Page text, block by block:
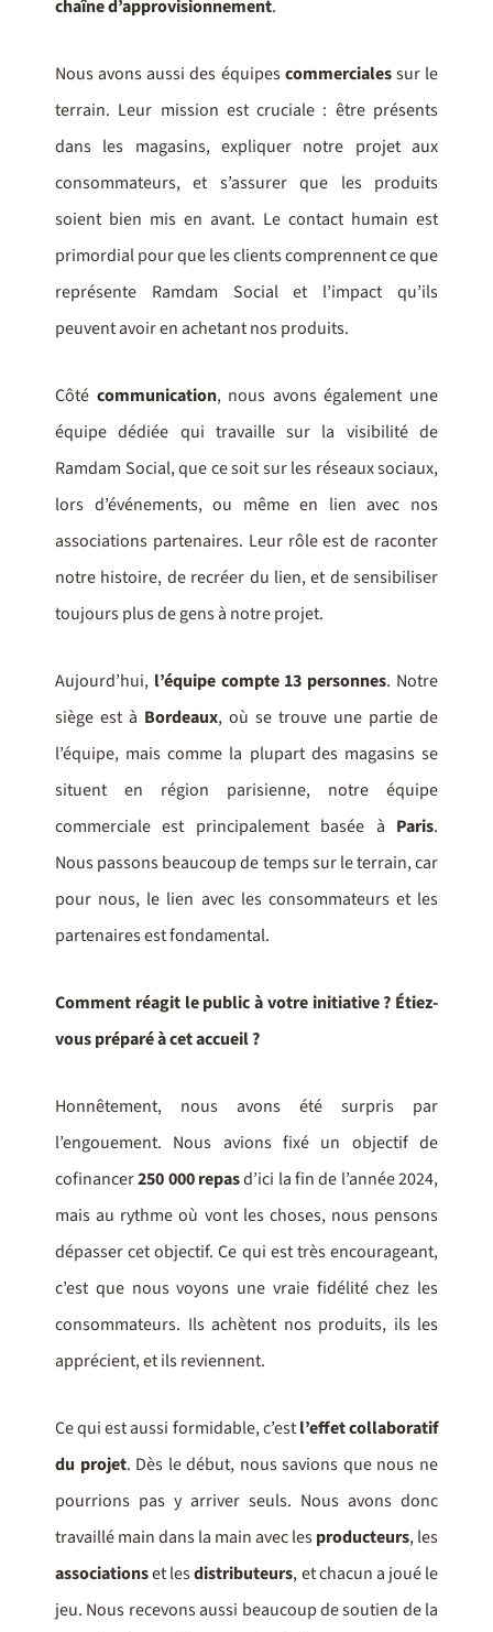
chaîne d’approvisionnement.
Nous avons aussi des équipescommercialessur le
terrain. Leur mission est cruciale : être présents
dans les magasins, expliquer notre projet aux
consommateurs, et s’assurer que les produits
soient bien mis en avant. Le contact humain est
primordial pour que les clients comprennent ce que
représente Ramdam Social et l’impact qu’ils
peuvent avoir en achetant nos produits.
Côté communication, nous avons également une
équipe dédiée qui travaille sur la visibilité de
Ramdam Social, que ce soit sur les réseaux sociaux,
lors d’événements, ou même en lien avec nos
associations partenaires. Leur rôle est de raconter
notre histoire, de recréer du lien, et de sensibiliser
toujours plus de gens à notre projet.
Aujourd’hui, l’équipe compte 13 personnes. Notre
siège est à Bordeaux, où se trouve une partie de
l’équipe, mais comme la plupart des magasins se
situent en région parisienne, notre équipe
commerciale est principalement basée à Paris.
Nous passons beaucoup de temps sur le terrain, car
pour nous, le lien avec les consommateurs et les
partenaires est fondamental.
Comment réagit le public à votre initiative ? Étiez-
vous préparé à cet accueil ?
Honnêtement, nous avons été surpris par
l’engouement. Nous avions fixé un objectif de
cofinancer250 000 repasd’ici la fin de l’année 2024,
mais au rythme où vont les choses, nous pensons
dépasser cet objectif. Ce qui est très encourageant,
c’est que nous voyons une vraie fidélité chez les
consommateurs. Ils achètent nos produits, ils les
apprécient, et ils reviennent.
Ce qui est aussi formidable, c’estl’effet collaboratif
du projet. Dès le début, nous savions que nous ne
pourrions pas y arriver seuls. Nous avons donc
travaillé main dans la main avec lesproducteurs, les
associationset lesdistributeurs, et chacun a joué le
jeu. Nous recevons aussi beaucoup de soutien de la